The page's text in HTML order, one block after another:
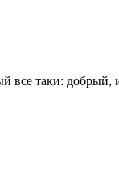
все таки: